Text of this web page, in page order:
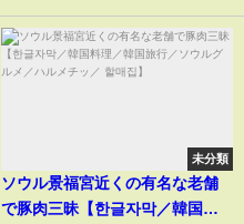
未分類
ソウル景福宮近くの有名な老舗
で豚肉三昧【한글자막／韓国料